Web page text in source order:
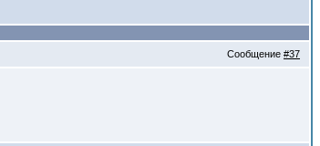
Сообщение #37